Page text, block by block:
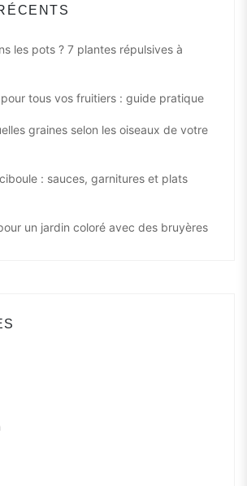
les pots ? 7 plantes répulsives à
tous vos fruitiers : guide pratique
graines selon les oiseaux de votre
: sauces, garnitures et plats
un jardin coloré avec des bruyères